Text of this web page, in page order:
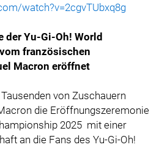
watch?v=2cgvTUbxq8g
der Yu-Gi-Oh! World
französischen
Macron eröffnet
von Zuschauern
die Eröffnungszeremonie
2025 mit einer
an die Fans des Yu-Gi-Oh!